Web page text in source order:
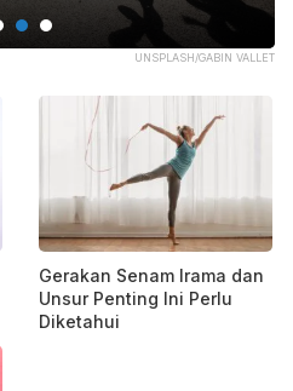
UNSPLASH/GABIN VALLET
Gerakan Senam Irama dan
Unsur Penting Ini Perlu
Diketahui